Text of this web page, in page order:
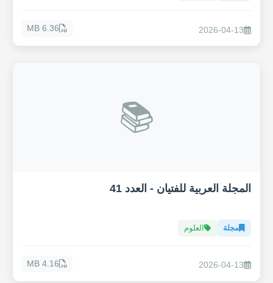
2026-04-13
6.36 MB
📚
المجلة العربية للفتيان - العدد 41
مجلة العلوم
2026-04-13
4.16 MB